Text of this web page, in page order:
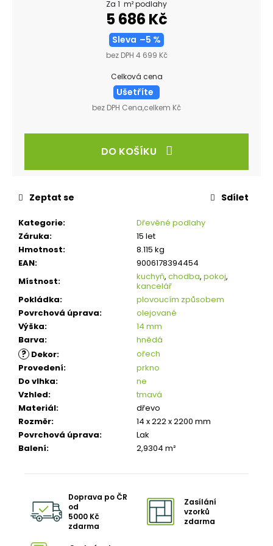
Za 1 m² podlahy
5 686 Kč
Sleva –5 %
bez DPH 4 699 Kč
Celková cena
Ušetříte
bez DPH Cena,celkem Kč
DO KOŠÍKU
Kategorie:
Dřevěné podlahy
Záruka:
15 let
Hmotnost:
8.115 kg
EAN:
9006178394454
Místnost: kuchyň, chodba, pokoj,
kancelář
Pokládka:
plovoucím způsobem
Povrchová úprava:
olejované
Výška:
14 mm
Barva: hnědá
? Dekor:
ořech
Provedení:
prkno
Do vlhka:
ne
Vzhled:
tmavá
Materiál:
dřevo
Rozměr:
14 x 222 x 2200 mm
Povrchová úprava:
Lak
Balení: 2,9304 m²
Zeptat se Sdílet
Doprava po ČR
od
5000 Kč
zdarma
Zasílání
vzorků
zdarma